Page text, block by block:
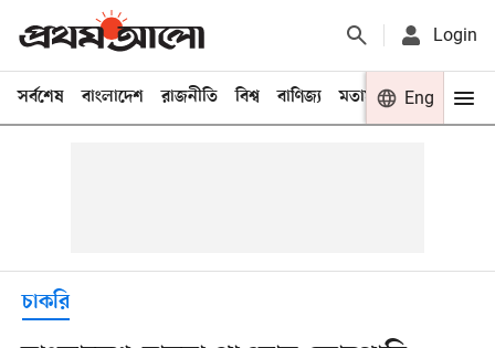
Login
সর্বশেষ বাংলাদেশ রাজনীতি বিশ্ব বাণিজ্য মতামত খেলা
Eng
চাকরি